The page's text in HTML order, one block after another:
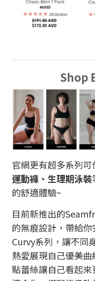
Shop
官網更有超多系列
運動褲、生理期泳裝
的舒適體驗~
目前新推出的
的無痕設計，帶給
Curvy系列，讓不同
熱愛展現自己優美
點蕾絲讓自己看起